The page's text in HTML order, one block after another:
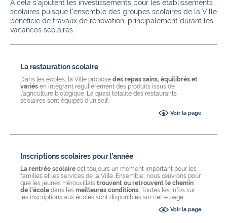
A cela s’ajoutent les investissements pour les établissements
scolaires puisque l’ensemble des groupes scolaires de la Ville
bénéficie de travaux de rénovation, principalement durant les
vacances scolaires.
La restauration scolaire
Dans les écoles, la Ville propose des repas sains, équilibrés et
variés en intégrant régulièrement des produits issus de
l’agriculture biologique. La quasi totalité des restaurants
scolaires sont équipés d’un self.
Voir la page
Inscriptions scolaires pour l’année
La rentrée scolaire est toujours un moment important pour les
familles et les services de la Ville. Ensemble, nous œuvrons pour
que les jeunes Hérouvillais trouvent ou retrouvent le chemin
de l’école dans les meilleures conditions. Toutes les infos sur
les inscriptions aux écoles sont disponibles sur cette page.
Voir la page